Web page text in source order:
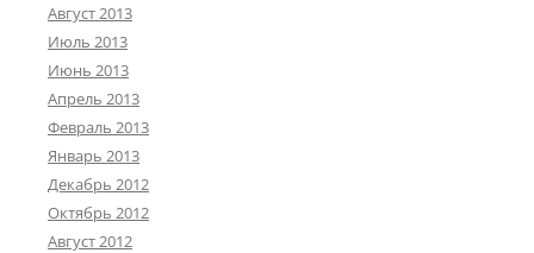
Август 2013
Июль 2013
Июнь 2013
Апрель 2013
Февраль 2013
Январь 2013
Декабрь 2012
Октябрь 2012
Август 2012